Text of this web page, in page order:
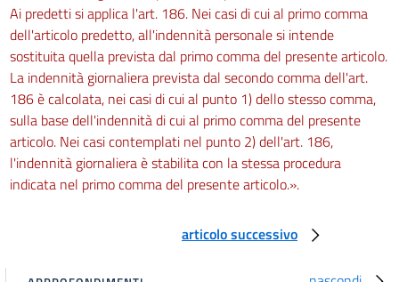
Ai predetti si applica l'art. 186. Nei casi di cui al primo comma
dell'articolo predetto, all'indennità personale si intende
sostituita quella prevista dal primo comma del presente articolo.
La indennità giornaliera prevista dal secondo comma dell'art.
186 è calcolata, nei casi di cui al punto 1) dello stesso comma,
sulla base dell'indennità di cui al primo comma del presente
articolo. Nei casi contemplati nel punto 2) dell'art. 186,
l'indennità giornaliera è stabilita con la stessa procedura
indicata nel primo comma del presente articolo.».
articolo successivo